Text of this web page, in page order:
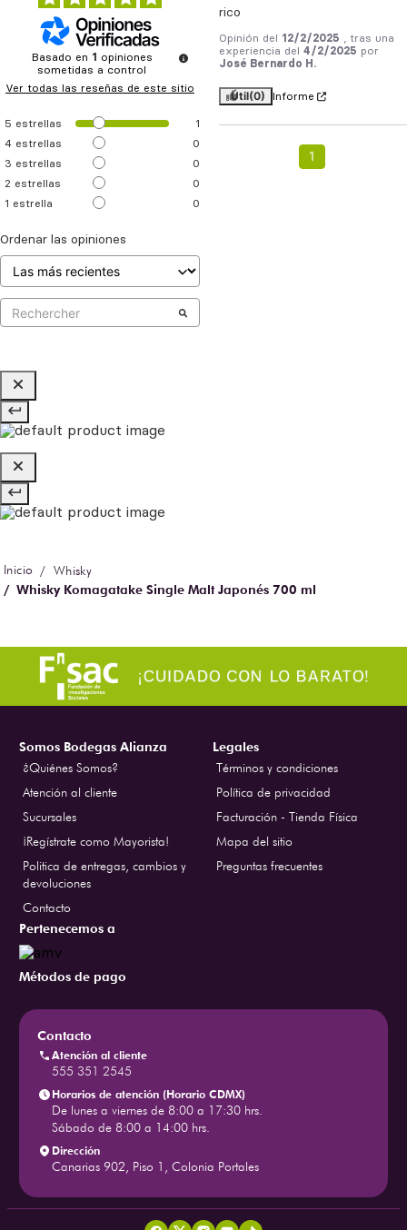
Basado en 1
opiniones
sometidas a control
Ver todas las reseñas de este sitio
5 estrellas
1
4 estrellas
0
3 estrellas
0
2 estrellas
0
1 estrella 0
Ordenar las opiniones
rico
Opinión del 12/2/2025 , tras una
experiencia del 4/2/2025 por
José Bernardo H.
Útil(0) Informe
1
Whisky
Whisky Komagatake Single Malt Japonés 700 ml
Somos Bodegas Alianza
¿Quiénes Somos?
Atención al cliente
Sucursales
¡Regístrate como Mayorista!
Politica de entregas, cambios y
devoluciones
Contacto
Legales
Términos y condiciones
Política de privacidad
Facturación - Tienda Física
Mapa del sitio
Preguntas frecuentes
Pertenecemos a
Métodos de pago
Contacto
Atención al cliente
555 351 2545
Horarios de atención (Horario CDMX)
De lunes a viernes de 8:00 a 17:30 hrs.
Sábado de 8:00 a 14:00 hrs.
Dirección
Canarias 902, Piso 1, Colonia Portales